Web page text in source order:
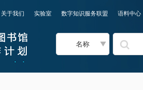
关于我们 实验室 数字知识服务联盟 语料中心
名称